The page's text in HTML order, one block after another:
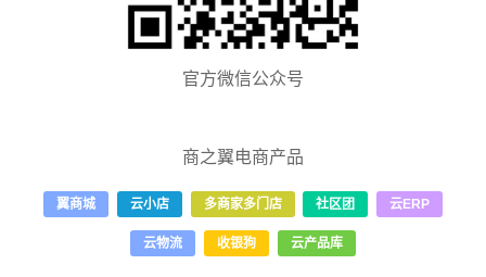
官方微信公众号
商之翼电商产品
翼商城 云小店 多商家多门店 社区团 云ERP
云物流 收银狗 云产品库